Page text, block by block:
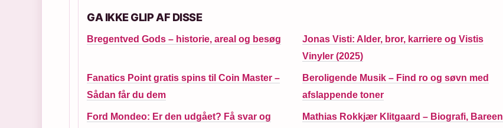
GA IKKE GLIP AF DISSE
Bregentved Gods – historie, areal og besøg
Jonas Visti: Alder, bror, karriere og Vistis
Vinyler (2025)
Fanatics Point gratis spins til Coin Master –
Sådan får du dem
Beroligende Musik – Find ro og søvn med
afslappende toner
Ford Mondeo: Er den udgået? Få svar og
Mathias Rokkjær Klitgaard – Biografi, Bareen